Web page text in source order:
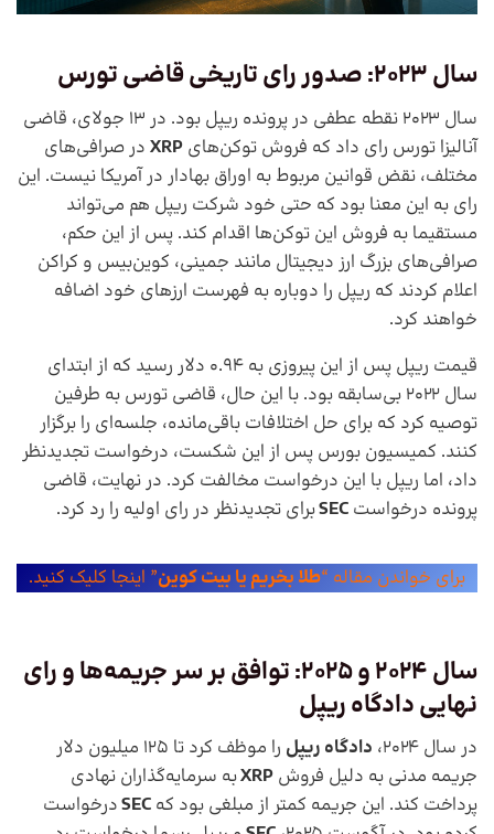
سال 2023: صدور رای تاریخی قاضی تورس
سال 2023 نقطه عطفی در پرونده ریپل بود. در 13 جولای، قاضی
آنالیزا تورس رای داد که فروش توکن‌های XRP در صرافی‌های
مختلف، نقض قوانین مربوط به اوراق بهادار در آمریکا نیست. این
رای به این معنا بود که حتی خود شرکت ریپل هم می‌تواند
مستقیما به فروش این توکن‌ها اقدام کند. پس از این حکم،
صرافی‌های بزرگ ارز دیجیتال مانند جمینی، کوین‌بیس و کراکن
اعلام کردند که ریپل را دوباره به فهرست ارزهای خود اضافه
خواهند کرد.
قیمت ریپل پس از این پیروزی به 0.94 دلار رسید که از ابتدای
سال 2022 بی‌سابقه بود. با این حال، قاضی تورس به طرفین
توصیه کرد که برای حل اختلافات باقی‌مانده، جلسه‌ای را برگزار
کنند. کمیسیون بورس پس از این شکست، درخواست تجدیدنظر
داد، اما ریپل با این درخواست مخالفت کرد. در نهایت، قاضی
پرونده درخواست SECبرای تجدیدنظر در رای اولیه را رد کرد.
برای خواندن مقاله “طلا بخریم یا بیت کوین” اینجا کلیک کنید.
سال 2024 و 2025: توافق بر سر جریمه‌ها و رای
نهایی دادگاه ریپل
در سال 2024، دادگاه ریپل
را موظف کرد تا 125 میلیون دلار
جریمه مدنی به دلیل فروش XRPبه سرمایه‌گذاران نهادی
پرداخت کند. این جریمه کمتر از مبلغی بود که SECدرخواست